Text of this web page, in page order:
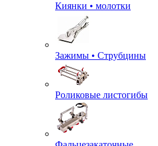
Киянки • молотки
Зажимы • Струбцины
Роликовые листогибы